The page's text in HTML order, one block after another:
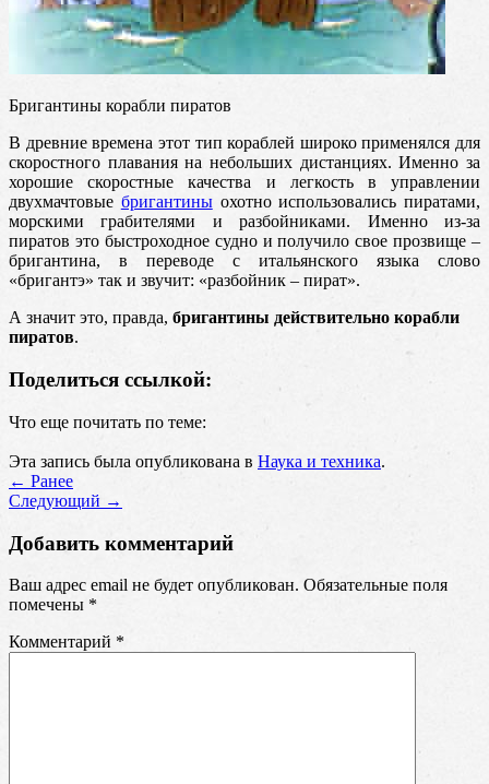
Бригантины корабли пиратов
В древние времена этот тип кораблей широко применялся для
скоростного плавания на небольших дистанциях. Именно за
хорошие скоростные качества и легкость в управлении
двухмачтовые бригантиныохотно использовались пиратами,
морскими грабителями и разбойниками. Именно из-за
пиратов это быстроходное судно и получило свое прозвище –
бригантина, в переводе с итальянского языка слово
«бригантэ» так и звучит: «разбойник – пират».
А значит это, правда, бригантины действительно корабли
пиратов.
Поделиться ссылкой:
Что еще почитать по теме:
Эта запись была опубликована в Наука и техника.
← Ранее
Cледующий →
Добавить комментарий
Ваш адрес email не будет опубликован. Обязательные поля
помечены *
Комментарий *